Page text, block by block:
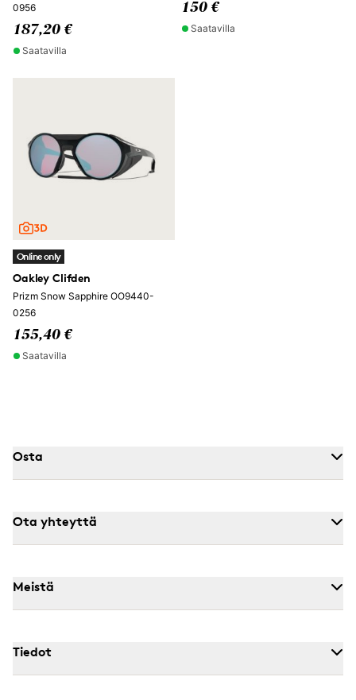
0956
187,20 €
Saatavilla
150 €
Saatavilla
Online only
Oakley Clifden
Prizm Snow Sapphire OO9440-
0256
155,40 €
Saatavilla
Osta
Ota yhteyttä
Meistä
Tiedot